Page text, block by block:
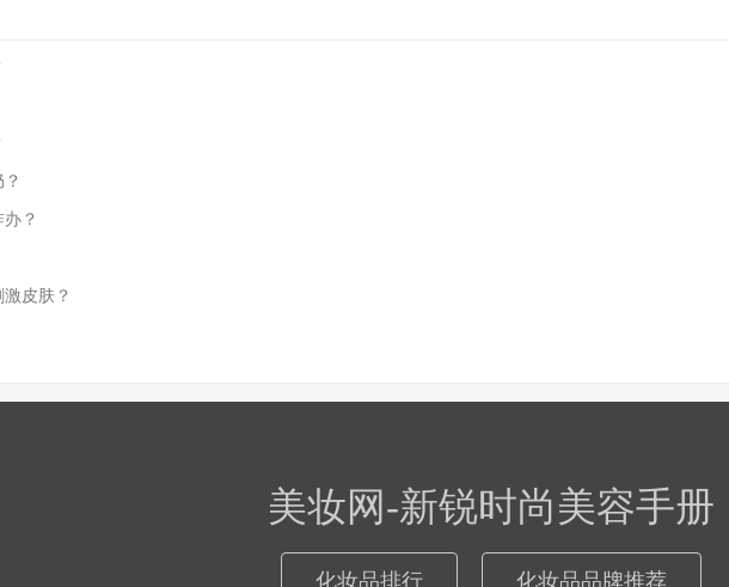
？
皮肤？
美妆网-新锐时尚美容手册
化妆品排行 化妆品品牌推荐